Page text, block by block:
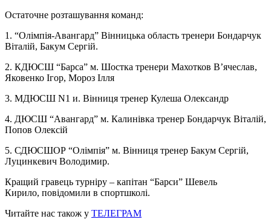
Остаточне розташування команд:
1. “Олімпія-Авангард” Вінницька область тренери Бондарчук
Віталій, Бакум Сергій.
2. КДЮСШ “Барса” м. Шостка тренери Махотков В’ячеслав,
Яковенко Ігор, Мороз Ілля
3. МДЮСШ N1 и. Вінниця тренер Кулеша Олександр
4. ДЮСШ “Авангард” м. Калинівка тренер Бондарчук Віталій,
Попов Олексій
5. СДЮСШОР “Олімпія” м. Вінниця тренер Бакум Сергій,
Луцинкевич Володимир.
Кращий гравець турніру – капітан “Барси” Шевель
Кирило, повідомили в спортшколі.
Читайте нас також у ТЕЛЕГРАМ